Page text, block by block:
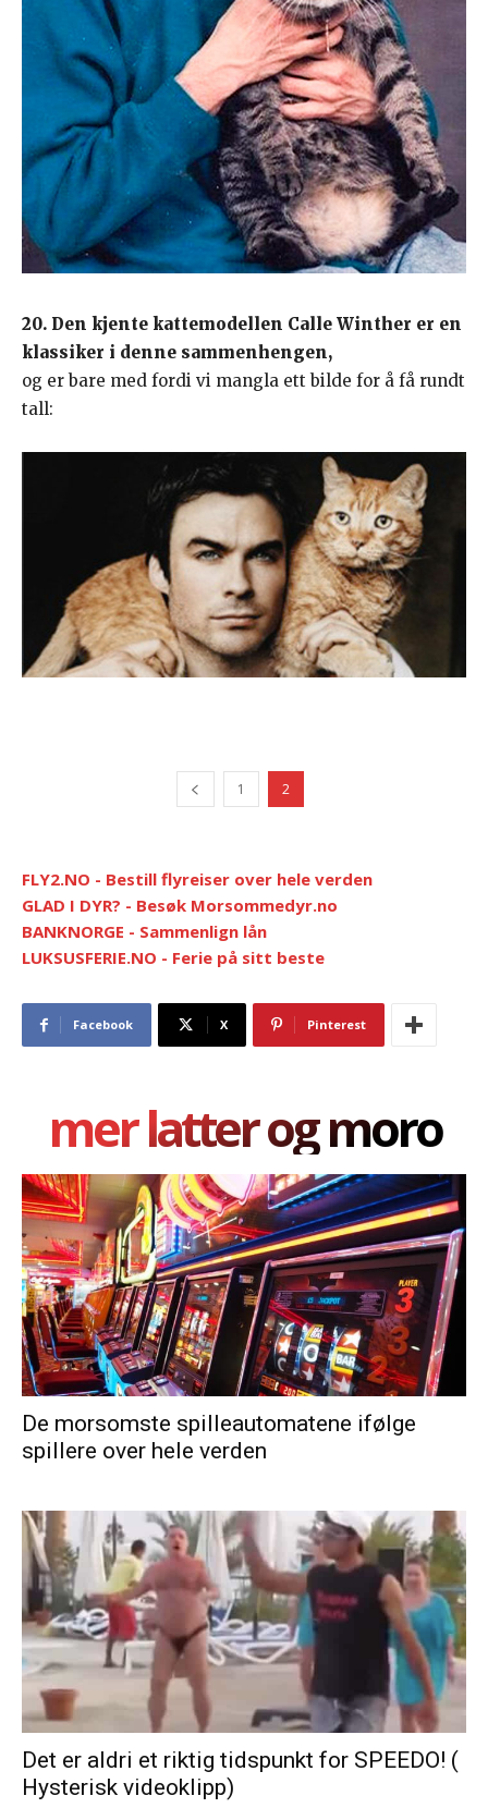
20. Den kjente kattemodellen Calle Winther er en
klassiker i denne sammenhengen,
og er bare med fordi vi mangla ett bilde for å få rundt
tall:
1 2
FLY2.NO - Bestill flyreiser over hele verden
GLAD I DYR? - Besøk Morsommedyr.no
BANKNORGE - Sammenlign lån
LUKSUSFERIE.NO - Ferie på sitt beste
Facebook X Pinterest
mer latter og moro
De morsomste spilleautomatene ifølge
spillere over hele verden
Det er aldri et riktig tidspunkt for SPEEDO! (
Hysterisk videoklipp)